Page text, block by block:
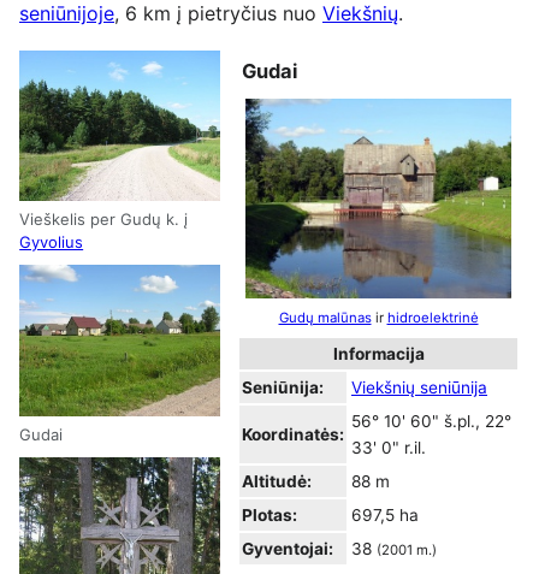
seniūnijoje, 6 km į pietryčius nuo Viekšnių.
Gudai
Gudų malūnasir hidroelektrinė
Informacija
Seniūnija:
Viekšnių seniūnija
Koordinatės:
56° 10' 60" š.pl., 22°
33' 0" r.il.
Altitudė:
88 m
Plotas:
697,5 ha
Gyventojai:
38 (2001 m.)
Vieškelis per Gudų k. į
Gyvolius
Gudai